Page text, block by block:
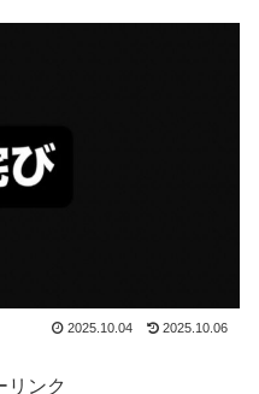
2025.10.04 2025.10.06
リンク